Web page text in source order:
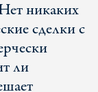
никаких
сделки с
ли